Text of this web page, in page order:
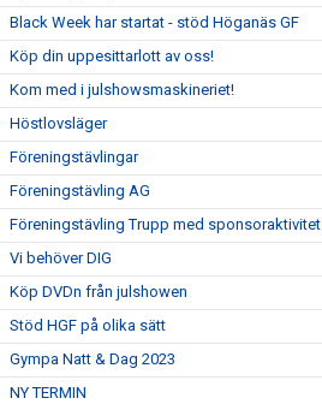
Black Week har startat - stöd Höganäs GF
Köp din uppesittarlott av oss!
Kom med i julshowsmaskineriet!
Höstlovsläger
Föreningstävlingar
Föreningstävling AG
Föreningstävling Trupp med sponsoraktivitet
Vi behöver DIG
Köp DVDn från julshowen
Stöd HGF på olika sätt
Gympa Natt & Dag 2023
NY TERMIN